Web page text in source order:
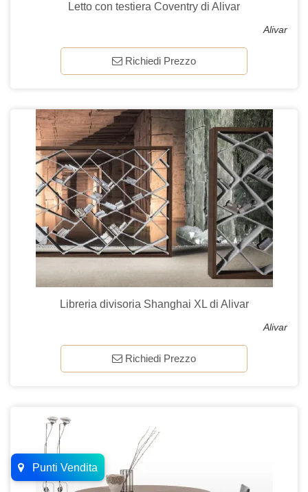
Letto con testiera Coventry di Alivar
Alivar
Richiedi Prezzo
Libreria divisoria Shanghai XL di Alivar
Alivar
Richiedi Prezzo
Punti Vendita